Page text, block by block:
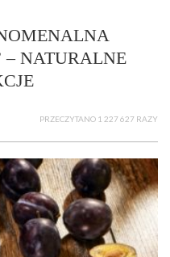
– NATURALNE
PRZECZYTANO 1 227 627 RAZY